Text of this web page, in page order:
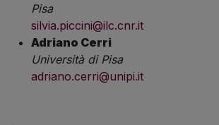
Pisa
silvia.piccini@ilc.cnr.it
Adriano Cerri
Universitàdi Pisa
adriano.cerri@unipi.it